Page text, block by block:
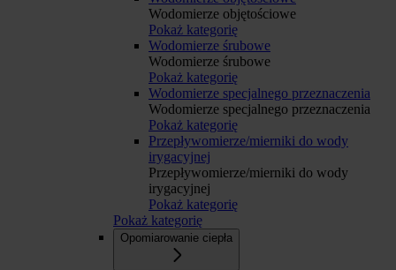
Wodomierze objętościowe
Pokaż kategorię
Wodomierze śrubowe
Wodomierze śrubowe
Pokaż kategorię
Wodomierze specjalnego przeznaczenia
Wodomierze specjalnego przeznaczenia
Pokaż kategorię
Przepływomierze/mierniki do wody
irygacyjnej
Przepływomierze/mierniki do wody
irygacyjnej
Pokaż kategorię
Pokaż kategorię
Opomiarowanie ciepła